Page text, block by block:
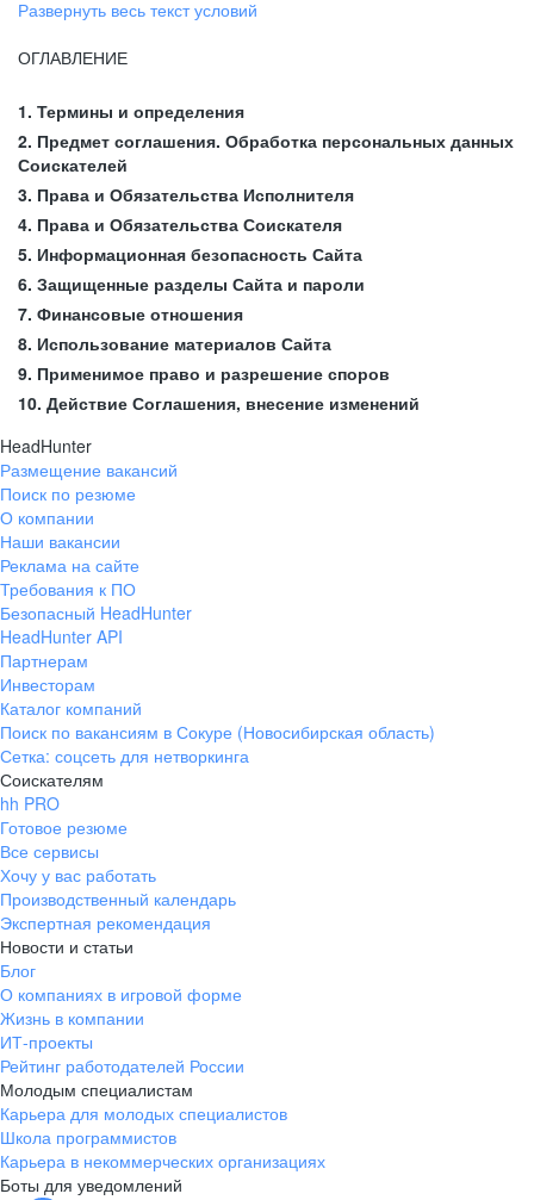
Развернуть весь текст условий
ОГЛАВЛЕНИЕ
1. Термины и определения
2. Предмет соглашения. Обработка персональных данных
Соискателей
3. Права и Обязательства Исполнителя
4. Права и Обязательства Соискателя
5. Информационная безопасность Сайта
6. Защищенные разделы Сайта и пароли
7. Финансовые отношения
8. Использование материалов Сайта
9. Применимое право и разрешение споров
10. Действие Соглашения, внесение изменений
HeadHunter
Размещение вакансий
Поиск по резюме
О компании
Наши вакансии
Реклама на сайте
Требования к ПО
Безопасный HeadHunter
HeadHunter API
Партнерам
Инвесторам
Каталог компаний
Поиск по вакансиям в Сокуре (Новосибирская область)
Сетка: соцсеть для нетворкинга
Соискателям
hh PRO
Готовое резюме
Все сервисы
Хочу у вас работать
Производственный календарь
Экспертная рекомендация
Новости и статьи
Блог
О компаниях в игровой форме
Жизнь в компании
ИТ-проекты
Рейтинг работодателей России
Молодым специалистам
Карьера для молодых специалистов
Школа программистов
Карьера в некоммерческих организациях
Боты для уведомлений